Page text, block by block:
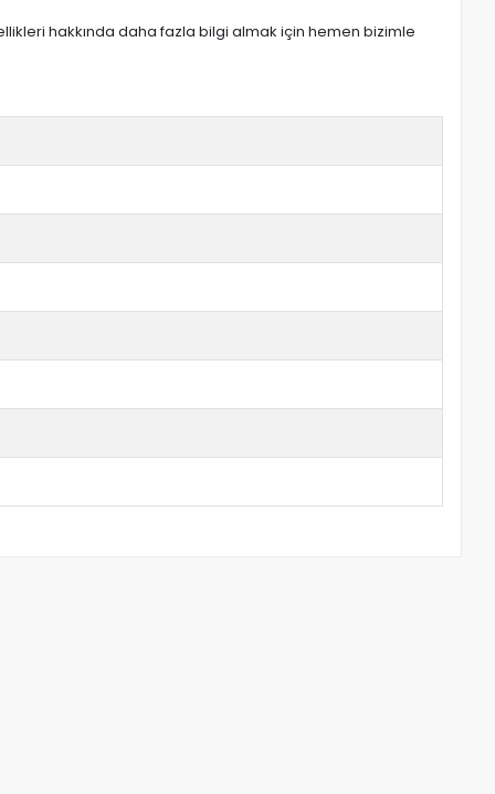
hakkında daha fazla bilgi almak için hemen bizimle